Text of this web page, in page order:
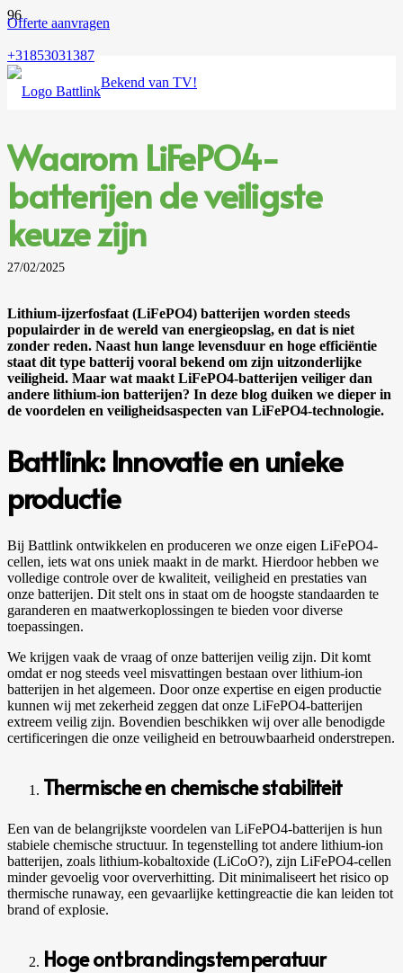
Offerte aanvragen
+31853031387
Bekend van TV!
Waarom LiFePO4-
batterijen de veiligste
keuze zijn
27/02/2025
Lithium-ijzerfosfaat (LiFePO4) batterijen worden steeds
populairder in de wereld van energieopslag, en dat is niet
zonder reden. Naast hun lange levensduur en hoge efficiëntie
staat dit type batterij vooral bekend om zijn uitzonderlijke
veiligheid. Maar wat maakt LiFePO4-batterijen veiliger dan
andere lithium-ion batterijen? In deze blog duiken we dieper in
de voordelen en veiligheidsaspecten van LiFePO4-technologie.
Battlink: Innovatie en unieke
productie
Bij Battlink ontwikkelen en produceren we onze eigen LiFePO4-
cellen, iets wat ons uniek maakt in de markt. Hierdoor hebben we
volledige controle over de kwaliteit, veiligheid en prestaties van
onze batterijen. Dit stelt ons in staat om de hoogste standaarden te
garanderen en maatwerkoplossingen te bieden voor diverse
toepassingen.
We krijgen vaak de vraag of onze batterijen veilig zijn. Dit komt
omdat er nog steeds veel misvattingen bestaan over lithium-ion
batterijen in het algemeen. Door onze expertise en eigen productie
kunnen wij met zekerheid zeggen dat onze LiFePO4-batterijen
extreem veilig zijn. Bovendien beschikken wij over alle benodigde
certificeringen die onze veiligheid en betrouwbaarheid onderstrepen.
Thermische en chemische stabiliteit
Een van de belangrijkste voordelen van LiFePO4-batterijen is hun
stabiele chemische structuur. In tegenstelling tot andere lithium-ion
batterijen, zoals lithium-kobaltoxide (LiCoO?), zijn LiFePO4-cellen
minder gevoelig voor oververhitting. Dit minimaliseert het risico op
thermische runaway, een gevaarlijke kettingreactie die kan leiden tot
brand of explosie.
Hoge ontbrandingstemperatuur